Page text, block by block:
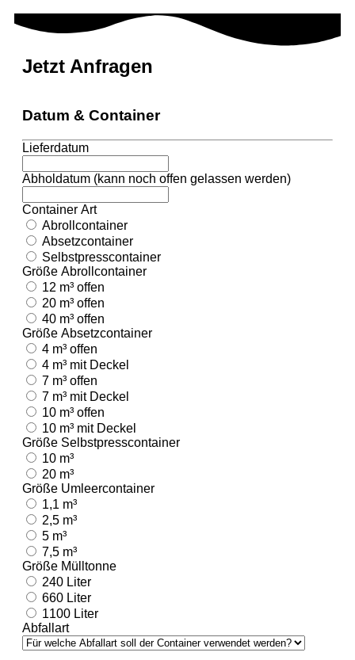
Jetzt Anfragen
Datum & Container
Lieferdatum
Abholdatum (kann noch offen gelassen werden)
Container Art
Abrollcontainer
Absetzcontainer
Selbstpresscontainer
Größe Abrollcontainer
12 m³ offen
20 m³ offen
40 m³ offen
Größe Absetzcontainer
4 m³ offen
4 m³ mit Deckel
7 m³ offen
7 m³ mit Deckel
10 m³ offen
10 m³ mit Deckel
Größe Selbstpresscontainer
10 m³
20 m³
Größe Umleercontainer
1,1 m³
2,5 m³
5 m³
7,5 m³
Größe Mülltonne
240 Liter
660 Liter
1100 Liter
Abfallart